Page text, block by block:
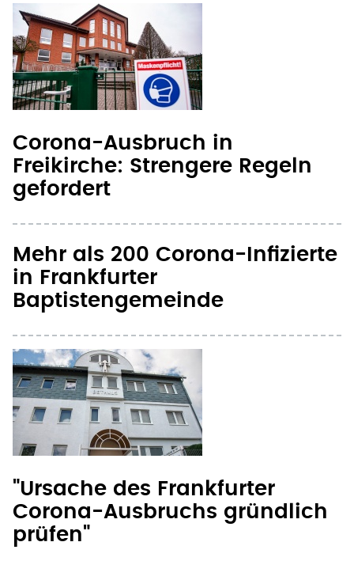
Corona-Ausbruch in
Freikirche: Strengere Regeln
Mehr als 200 Corona-Infizierte
Baptistengemeinde
"Ursache des Frankfurter
Corona-Ausbruchs gründlich